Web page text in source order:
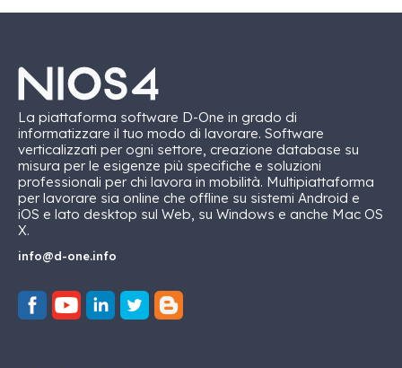
La piattaforma software D-One in grado di
informatizzare il tuo modo di lavorare. Software
verticalizzati per ogni settore, creazione database su
misura per le esigenze più specifiche e soluzioni
professionali per chi lavora in mobilità. Multipiattaforma
per lavorare sia online che offline su sistemi Android e
iOS e lato desktop sul Web, su Windows e anche Mac OS
X.
info@d-one.info